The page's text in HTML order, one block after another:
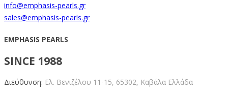
info@emphasis-pearls.gr
sales@emphasis-pearls.gr
EMPHASIS PEARLS
SINCE 1988
Διεύθυνση: Ελ. Βενιζέλου 11-15, 65302, Καβάλα Ελλάδα